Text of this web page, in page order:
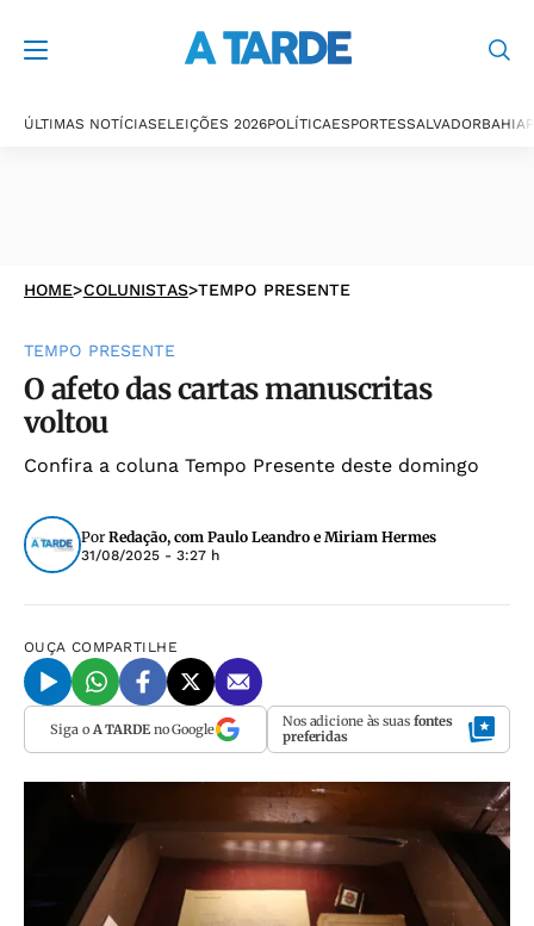
ÚLTIMAS NOTÍCIASELEIÇÕES 2026POLÍTICAESPORTESSALVADORBAHIA
HOME>COLUNISTAS>TEMPO PRESENTE
TEMPO PRESENTE
O afeto das cartas manuscritas
voltou
Confira a coluna Tempo Presente deste domingo
Por Redação, com Paulo Leandro e Miriam Hermes
31/08/2025 - 3:27 h
OUÇA COMPARTILHE
Siga o A TARDEno Google Nos adicione às suas fontes
preferidas